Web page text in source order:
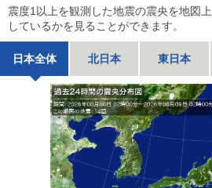
震度1以上を観測した地震の震央を地図
しているかを見ることができます。
日本全体 北日本 東日本